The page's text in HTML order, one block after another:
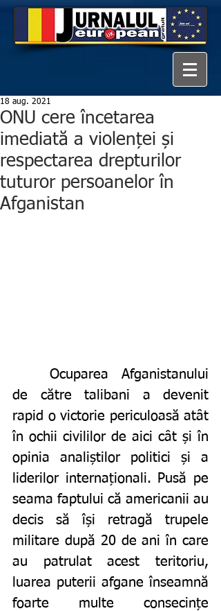
ONU cere încetarea
imediată a violenței și
respectarea drepturilor
tuturor persoanelor în
Afganistan
18 aug. 2021
de către talibani a devenit
rapid o victorie periculoasă atât
în ochii civililor de aici cât și în
opinia analiștilor politici și a
liderilor internaționali. Pusă pe
seama faptului că americanii au
decis să își retragă trupele
militare după 20 de ani în care
au patrulat acest teritoriu,
luarea puterii afgane înseamnă
foarte multe consecințe